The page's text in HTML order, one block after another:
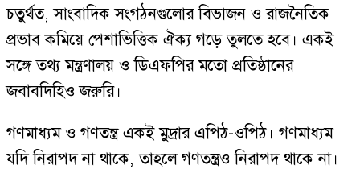
চতুর্থত, সাংবাদিক সংগঠনগুলোর বিভাজন ও রাজনৈতিক
প্রভাব কমিয়ে পেশাভিত্তিক ঐক্য গড়ে তুলতে হবে। একই
সঙ্গে তথ্য মন্ত্রণালয় ও ডিএফপির মতো প্রতিষ্ঠানের
জবাবদিহিও জরুরি।
গণমাধ্যম ও গণতন্ত্র একই মুদ্রার এপিঠ-ওপিঠ। গণমাধ্যম
যদি নিরাপদ না থাকে, তাহলে গণতন্ত্রও নিরাপদ থাকে না।